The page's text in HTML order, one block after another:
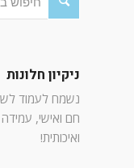
ניקיון חלונות
נשמח לעמוד
חם ואישי,
ואיכותית!